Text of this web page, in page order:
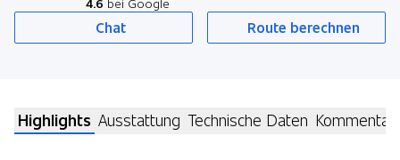
4.6 bei Google
Chat Route berechnen
Highlights Ausstattung Technische Daten Kommentar